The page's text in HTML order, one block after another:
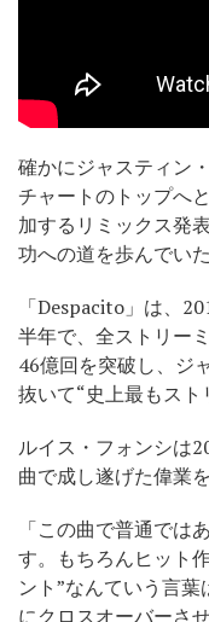
確かにジャスティン
チャートのトップへ
加するリミックス発
功への道を歩んでいた
「Despacito」は、
半年で、全ストリー
46億回を突破し、ジ
抜いて“史上最もスト
ルイス・フォンシは
曲で成し遂げた偉業
「この曲で普通では
す。もちろんヒット
ント”なんていう言
にクロスオーバーさ